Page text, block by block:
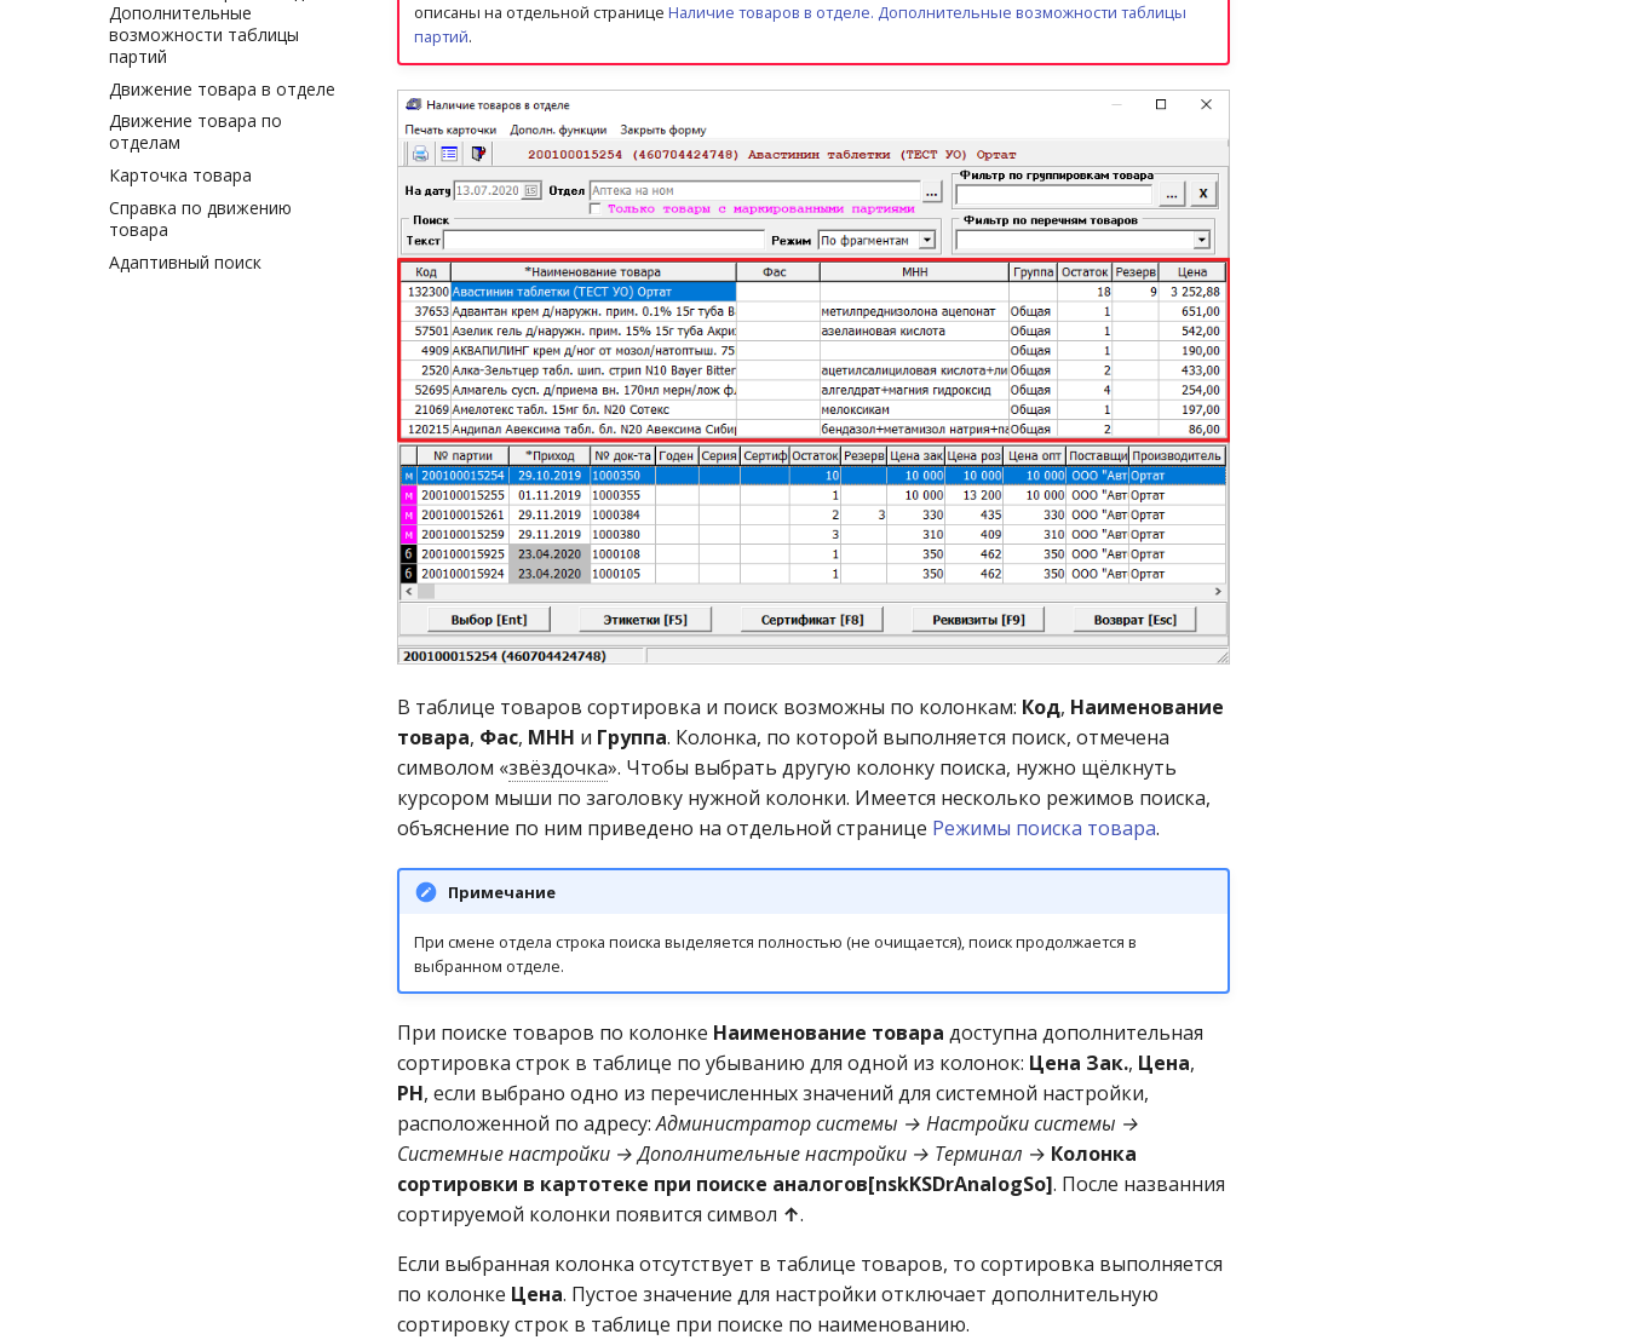
Дополнительные
возможности таблицы
партий
Движение товара в отделе
Движение товара по
отделам
Карточка товара
Справка по движению
товара
Адаптивный поиск
описаны на отдельной странице Наличие товаров в отделе. Дополнительные возможности таблицы
партий.
В таблице товаров сортировка и поиск возможны по колонкам: Код, Наименование
товара, Фас, МНН и Группа. Колонка, по которой выполняется поиск, отмечена
символом «звёздочка». Чтобы выбрать другую колонку поиска, нужно щёлкнуть
курсором мыши по заголовку нужной колонки. Имеется несколько режимов поиска,
объяснение по ним приведено на отдельной странице Режимы поиска товара.
Примечание
При смене отдела строка поиска выделяется полностью (не очищается), поиск продолжается в
выбранном отделе.
При поиске товаров по колонке Наименование товара доступна дополнительная
сортировка строк в таблице по убыванию для одной из колонок: Цена Зак., Цена,
РН, если выбрано одно из перечисленных значений для системной настройки,
расположенной по адресу:Администратор системы → Настройки системы →
Системные настройки → Дополнительные настройки → Терминал → Колонка
сортировки в картотеке при поиске аналогов[nskKSDrAnalogSo]. После названния
сортируемой колонки появится символ ↑.
Если выбранная колонка отсутствует в таблице товаров, то сортировка выполняется
по колонке Цена. Пустое значение для настройки отключает дополнительную
сортировку строк в таблице при поиске по наименованию.